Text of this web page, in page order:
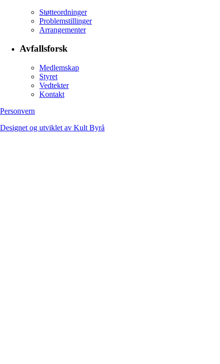
Støtteordninger
Problemstillinger
Arrangementer
Avfallsforsk
Medlemskap
Styret
Vedtekter
Kontakt
Personvern
Designet og utviklet av Kult Byrå